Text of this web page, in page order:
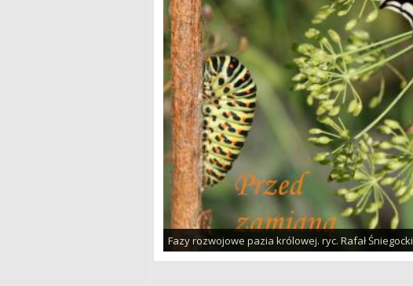
Fazy rozwojowe pazia królowej. ryc. Rafał Śniegocki